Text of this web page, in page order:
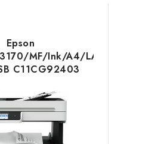
Epson
MF/Ink/A4/LAN/Wi-
C11CG92403